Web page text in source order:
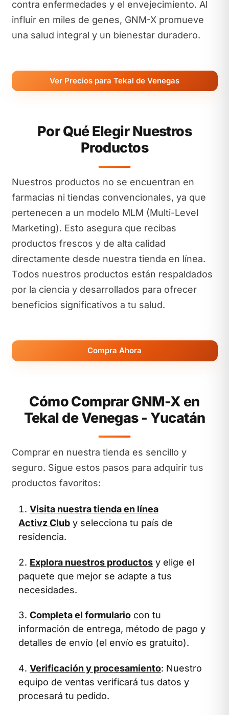
contra enfermedades y el envejecimiento. Al
influir en miles de genes, GNM-X promueve
una salud integral y un bienestar duradero.
Ver Precios para Tekal de Venegas
Por Qué Elegir Nuestros
Productos
Nuestros productos no se encuentran en
farmacias ni tiendas convencionales, ya que
pertenecen a un modelo MLM (Multi-Level
Marketing). Esto asegura que recibas
productos frescos y de alta calidad
directamente desde nuestra tienda en línea.
Todos nuestros productos están respaldados
por la ciencia y desarrollados para ofrecer
beneficios significativos a tu salud.
Compra Ahora
Cómo Comprar GNM-X en
Tekal de Venegas - Yucatán
Comprar en nuestra tienda es sencillo y
seguro. Sigue estos pasos para adquirir tus
productos favoritos:
Visita nuestra tienda en línea
Activz Club y selecciona tu país de
residencia.
Explora nuestros productos y elige el
paquete que mejor se adapte a tus
necesidades.
Completa el formulario con tu
información de entrega, método de pago y
detalles de envío (el envío es gratuito).
Verificación y procesamiento: Nuestro
equipo de ventas verificará tus datos y
procesará tu pedido.